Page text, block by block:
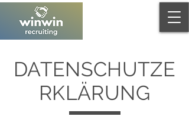
DATENSCHUTZE
RKLÄRUNG